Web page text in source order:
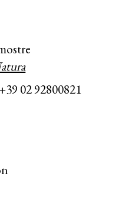
02 92800821